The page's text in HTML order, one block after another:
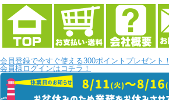
会員登録で今すぐ使える300ポイントプレゼント！
会員様ログインはコチラ！